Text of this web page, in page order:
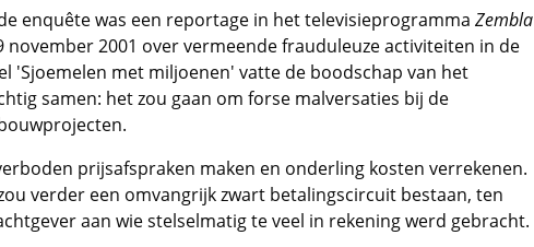
enquête was een reportage in het televisieprogramma Zembla
november 2001 over vermeende frauduleuze activiteiten in de
'Sjoemelen met miljoenen' vatte de boodschap van het
samen: het zou gaan om forse malversaties bij de
prijsafspraken maken en onderling kosten verrekenen.
verder een omvangrijk zwart betalingscircuit bestaan, ten
aan wie stelselmatig te veel in rekening werd gebracht.